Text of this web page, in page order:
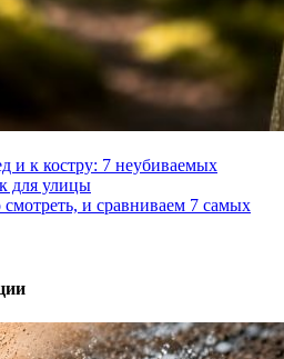
и к костру: 7 неубиваемых
для улицы
смотреть, и сравниваем 7 самых